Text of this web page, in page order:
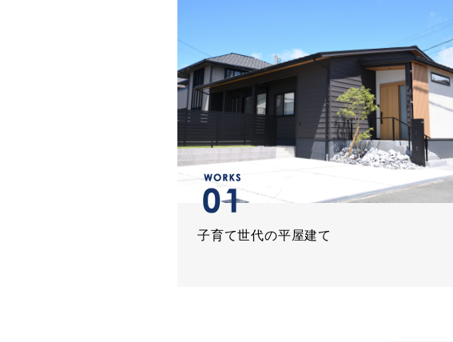
子育て世代の平屋建て